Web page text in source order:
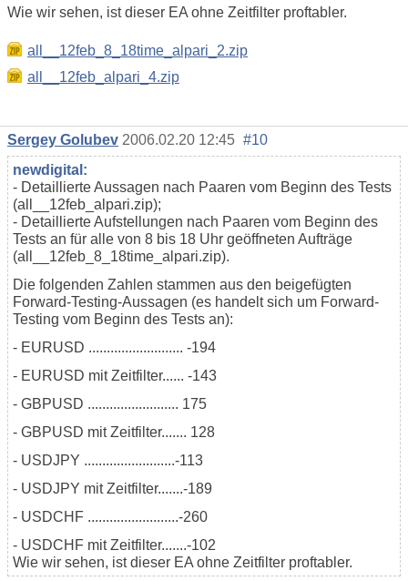
Wie wir sehen, ist dieser EA ohne Zeitfilter proftabler.
all__12feb_8_18time_alpari_2.zip
all__12feb_alpari_4.zip
Sergey Golubev 2006.02.20 12:45 #10
newdigital:
- Detaillierte Aussagen nach Paaren vom Beginn des Tests
(all__12feb_alpari.zip);
- Detaillierte Aufstellungen nach Paaren vom Beginn des
Tests an für alle von 8 bis 18 Uhr geöffneten Aufträge
(all__12feb_8_18time_alpari.zip).
Die folgenden Zahlen stammen aus den beigefügten
Forward-Testing-Aussagen (es handelt sich um Forward-
Testing vom Beginn des Tests an):
- EURUSD .......................... -194
- EURUSD mit Zeitfilter...... -143
- GBPUSD ......................... 175
- GBPUSD mit Zeitfilter....... 128
- USDJPY .........................-113
- USDJPY mit Zeitfilter.......-189
- USDCHF .........................-260
- USDCHF mit Zeitfilter.......-102
Wie wir sehen, ist dieser EA ohne Zeitfilter proftabler.